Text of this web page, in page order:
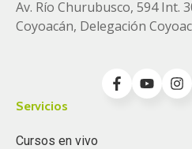
Av. Río Churubusco, 594 Int.
Coyoacán, Delegación
Servicios
Cursos en vivo